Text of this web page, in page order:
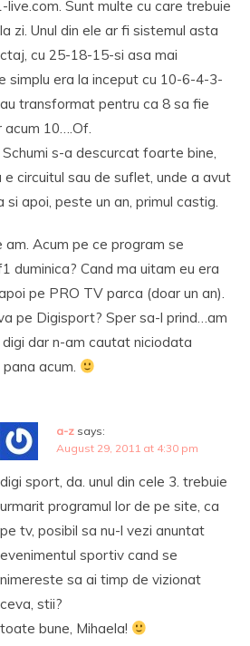
live.com. Sunt multe cu care trebuie
zi. Unul din ele ar fi sistemul asta
cu 25-18-15-si asa mai
simplu era la inceput cu 10-6-4-3-
transformat pentru ca 8 sa fie
acum 10….Of.
s-a descurcat foarte bine,
e circuitul sau de suflet, unde a avut
si apoi, peste un an, primul castig.
am. Acum pe ce program se
duminica? Cand ma uitam eu era
pe PRO TV parca (doar un an).
pe Digisport? Sper sa-l prind…am
dar n-am cautat niciodata
acum.
a-z says:
August 29, 2011 at 4:30 pm
digi sport, da. unul din cele 3. trebuie
urmarit programul lor de pe site, ca
pe tv, posibil sa nu-l vezi anuntat
evenimentul sportiv cand se
nimereste sa ai timp de vizionat
ceva, stii?
toate bune, Mihaela!